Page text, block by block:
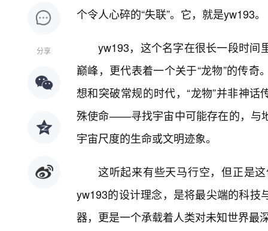
分享
个令人心碎的“失联”。它，就是yw193。
yw193，这个名字在很长一段时间
巅峰，更代表着一个关于“龙物”的传
想和突破常规的时代，“龙物”并非神
殊使命——寻找宇宙中可能存在的，与
宇宙尺度的生命或文明迹象。
这听起来有些天马行空，但正是
yw193的设计理念，是将最尖端的科技
器，更是一个承载着人类对未知世界最